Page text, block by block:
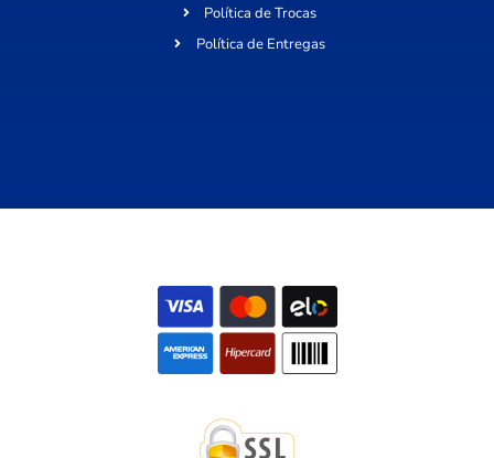
Política de Trocas
Política de Entregas